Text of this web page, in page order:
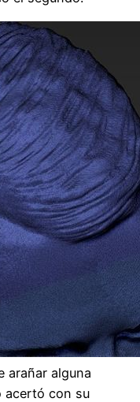
arañar alguna
acertó con su